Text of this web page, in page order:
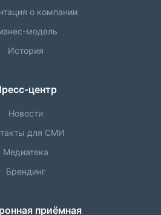
о компании
модель
История
центр
Новости
для СМИ
Медиатека
Брендинг
приёмная